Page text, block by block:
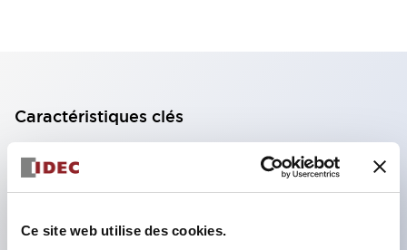
Ce site web utilise des cookies.
Caractéristiques clés
Bloc de contact à 2 étages avec 2 contacts,
permettant une configuration à 4 contacts